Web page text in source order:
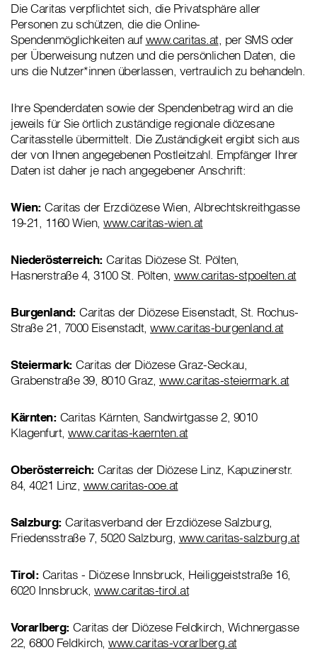
Die Caritas verpflichtet sich, die Privatsphäre aller
Personen zu schützen, die die Online-
Spendenmöglichkeiten aufwww.caritas.at, per SMS oder
per Überweisung nutzen und die persönlichen Daten, die
uns die Nutzer*innen überlassen, vertraulich zu behandeln.
Ihre Spenderdaten sowie der Spendenbetrag wird an die
jeweils für Sie örtlich zuständige regionale diözesane
Caritasstelle übermittelt. Die Zuständigkeit ergibt sich aus
der von Ihnen angegebenen Postleitzahl. Empfänger Ihrer
Daten ist daher je nach angegebener Anschrift:
Wien: Caritas der Erzdiözese Wien, Albrechtskreithgasse
19-21, 1160 Wien, www.caritas-wien.at
Niederösterreich: Caritas Diözese St. Pölten,
Hasnerstraße 4, 3100 St. Pölten, www.caritas-stpoelten.at
Burgenland: Caritas der Diözese Eisenstadt, St. Rochus-
Straße 21, 7000 Eisenstadt, www.caritas-burgenland.at
Steiermark: Caritas der Diözese Graz-Seckau,
Grabenstraße 39, 8010 Graz, www.caritas-steiermark.at
Kärnten: Caritas Kärnten, Sandwirtgasse 2, 9010
Klagenfurt, www.caritas-kaernten.at
Oberösterreich: Caritas der Diözese Linz, Kapuzinerstr.
84, 4021 Linz, www.caritas-ooe.at
Salzburg: Caritasverband der Erzdiözese Salzburg,
Friedensstraße 7, 5020 Salzburg, www.caritas-salzburg.at
Tirol: Caritas - Diözese Innsbruck, Heiliggeiststraße 16,
6020 Innsbruck, www.caritas-tirol.at
Vorarlberg: Caritas der Diözese Feldkirch, Wichnergasse
22, 6800 Feldkirch, www.caritas-vorarlberg.at